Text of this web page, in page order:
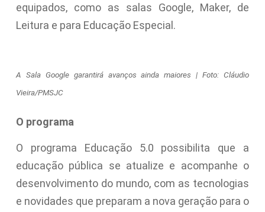
equipados, como as salas Google, Maker, de
Leitura e para Educação Especial.
A Sala Google garantirá avanços ainda maiores | Foto: Cláudio
Vieira/PMSJC
O programa
O programa Educação 5.0 possibilita que a
educação pública se atualize e acompanhe o
desenvolvimento do mundo, com as tecnologias
e novidades que preparam a nova geração para o